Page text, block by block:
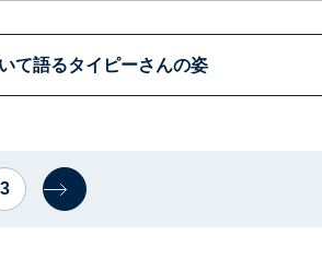
て語るタイピーさんの姿
3